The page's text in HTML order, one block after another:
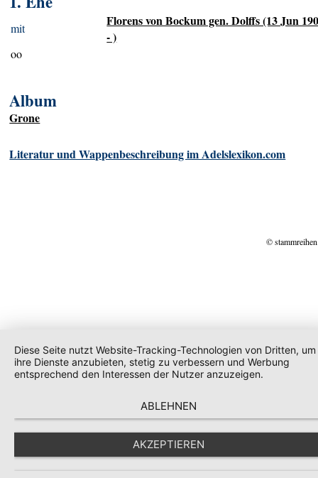
mit
Florens von Bockum gen. Dolffs (13 Jun
- )
oo
Album
Grone
Literatur und Wappenbeschreibung im Adelslexikon.com
©
Diese Seite nutzt Website-Tracking-Technologien von Dritten, um
ihre Dienste anzubieten, stetig zu verbessern und Werbung
entsprechend den Interessen der Nutzer anzuzeigen.
ABLEHNEN
AKZEPTIEREN